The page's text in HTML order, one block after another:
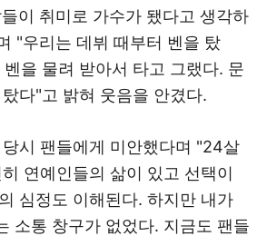
이 취미로 가수가 됐다고 생각하
"우리는 데뷔 때부터 벤을 탔
을 물려 받아서 타고 그랬다. 문
다"고 밝혀 웃음을 안겼다.
시 팬들에게 미안했다며 "24살
연예인들의 삶이 있고 선택이
심정도 이해된다. 하지만 내가
소통 창구가 없었다. 지금도 팬들